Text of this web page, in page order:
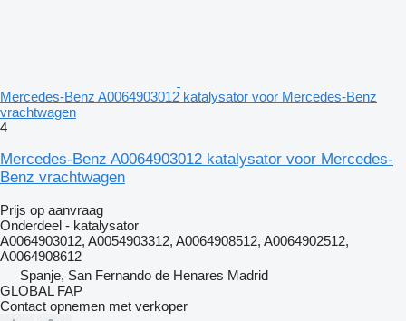
Mercedes-Benz A0064903012 katalysator voor Mercedes-Benz
vrachtwagen
4
Mercedes-Benz A0064903012 katalysator voor Mercedes-
Benz vrachtwagen
Prijs op aanvraag
Onderdeel - katalysator
A0064903012, A0054903312, A0064908512, A0064902512,
A0064908612
Spanje, San Fernando de Henares Madrid
GLOBAL FAP
Contact opnemen met verkoper